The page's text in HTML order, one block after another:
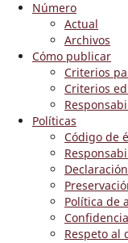
Número
Actual
Archivos
Cómo publicar
Criterios
Criterios
Políticas
Código de
Política de
Respeto al